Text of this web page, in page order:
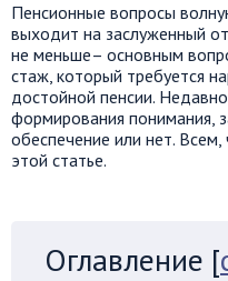
Пенсионные вопросы
выходит на заслуженный
не меньше– основным
стаж, который требуется
достойной пенсии.
формирования понимания,
обеспечение или нет.
этой статье.
Оглавление [